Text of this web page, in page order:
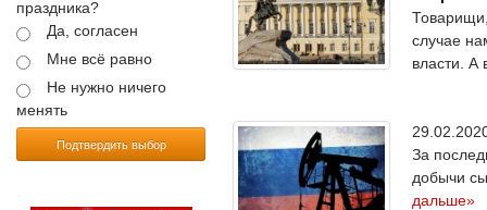
праздника?
Да, согласен
Мне всё равно
Не нужно ничего
менять
Подтвердить выбор
случае
власти. А
За
добычи
дальше»